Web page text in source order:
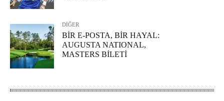
DİĞER
BİR E-POSTA, BİR HAYAL:
AUGUSTA NATIONAL,
MASTERS BİLETİ